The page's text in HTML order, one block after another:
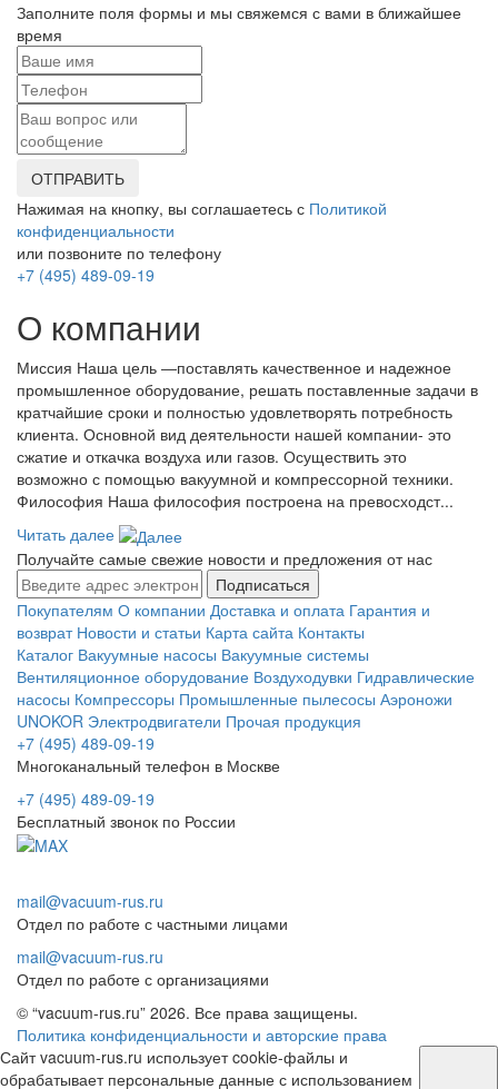
Заполните поля формы и мы свяжемся с вами в ближайшее
время
ОТПРАВИТЬ
Нажимая на кнопку, вы соглашаетесь с Политикой
конфиденциальности
или позвоните по телефону
+7 (495) 489-09-19
О компании
Миссия Наша цель ―поставлять качественное и надежное
промышленное оборудование, решать поставленные задачи в
кратчайшие сроки и полностью удовлетворять потребность
клиента. Основной вид деятельности нашей компании- это
сжатие и откачка воздуха или газов. Осуществить это
возможно с помощью вакуумной и компрессорной техники.
Философия Наша философия построена на превосходст...
Читать далее
Получайте самые свежие новости и предложения от нас
Подписаться
Покупателям О компании Доставка и оплата Гарантия и
возврат Новости и статьи Карта сайта Контакты
Каталог Вакуумные насосы Вакуумные системы
Вентиляционное оборудование Воздуходувки Гидравлические
насосы Компрессоры Промышленные пылесосы Аэроножи
UNOKOR Электродвигатели Прочая продукция
+7 (495) 489-09-19
Многоканальный телефон в Москве
+7 (495) 489-09-19
Бесплатный звонок по России
mail@vacuum-rus.ru
Отдел по работе с частными лицами
mail@vacuum-rus.ru
Отдел по работе с организациями
© “vacuum-rus.ru” 2026. Все права защищены.
Политика конфиденциальности и авторские права
Сайт vacuum-rus.ru использует cookie-файлы и
обрабатывает персональные данные с использованием